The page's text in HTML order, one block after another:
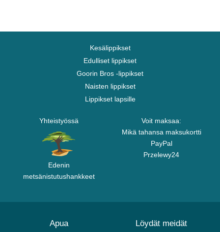
Kesälippikset
Edulliset lippikset
Goorin Bros -lippikset
Naisten lippikset
Lippikset lapsille
Yhteistyössä
Edenin
metsänistutushankkeet
Voit maksaa:
Mikä tahansa maksukortti
PayPal
Przelewy24
Apua Löydät meidät